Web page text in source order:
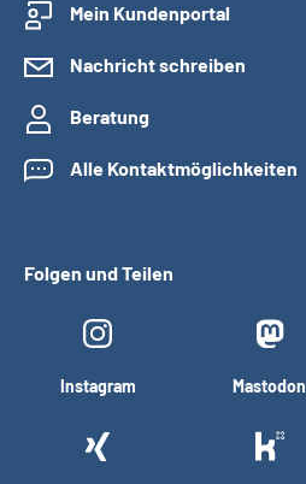
Mein Kundenportal
Nachricht schreiben
Beratung
Alle Kontaktmöglichkeiten
Folgen und Teilen
Instagram Mastodon